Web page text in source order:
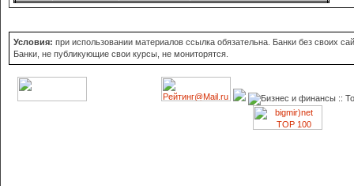
Условия: при использовании материалов ссылка обязательна. Банки без своих
Банки, не публикующие свои курсы, не мониторятся.